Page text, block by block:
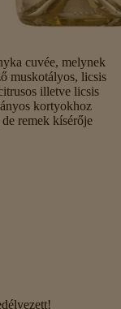
cuvée, melynek
muskotályos, licsis
illetve licsis
kortyokhoz
remek kísérője